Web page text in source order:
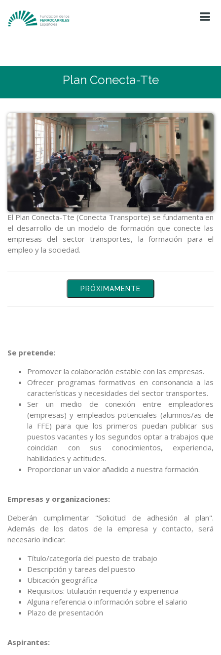
Plan Conecta-Tte
El Plan Conecta-Tte (Conecta Transporte) se fundamenta en
el desarrollo de un modelo de formación que conecte las
empresas del sector transportes, la formación para el
empleo y la sociedad.
PRÓXIMAMENTE
Se pretende:
Promover la colaboración estable con las empresas.
Ofrecer programas formativos en consonancia a las
características y necesidades del sector transportes.
Ser un medio de conexión entre empleadores
(empresas) y empleados potenciales (alumnos/as de
la FFE) para que los primeros puedan publicar sus
puestos vacantes y los segundos optar a trabajos que
coincidan con sus conocimientos, experiencia,
habilidades y actitudes.
Proporcionar un valor añadido a nuestra formación.
Empresas y organizaciones:
Deberán cumplimentar "Solicitud de adhesión al plan".
Además de los datos de la empresa y contacto, será
necesario indicar:
Título/categoría del puesto de trabajo
Descripción y tareas del puesto
Ubicación geográfica
Requisitos: titulación requerida y experiencia
Alguna referencia o información sobre el salario
Plazo de presentación
Aspirantes: